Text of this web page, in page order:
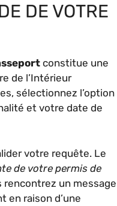
DE VOTRE
constitue une
de l’Intérieur
sélectionnez l’option
et votre date de
votre requête. Le
de votre permis de
rencontrez un message
en raison d’une